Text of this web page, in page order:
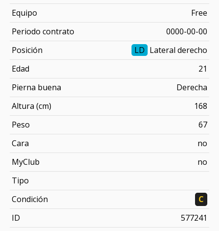
Equipo
Free
Periodo contrato
0000-00-00
Posición
LD Lateral derecho
Edad
21
Pierna buena
Derecha
Altura (cm)
168
Peso
67
Cara
no
MyClub
no
Tipo
Condición
C
ID
577241